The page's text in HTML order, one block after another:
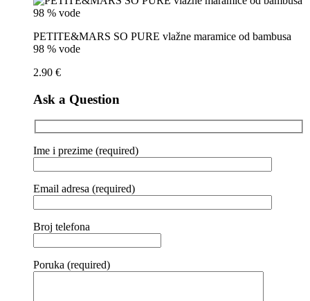
PETITE&MARS SO PURE vlažne maramice od bambusa
98 % vode
2.90 €
Ask a Question
Ime i prezime (required)
Email adresa (required)
Broj telefona
Poruka (required)